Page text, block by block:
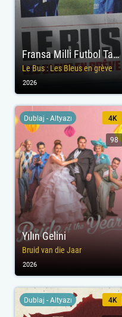
Fransa Milli Futbol Takımının İsyanı
Le Bus : Les Bleus en grève
2026
Yılın Gelini
Bruid van die Jaar
Dublaj - Altyazı 4K
98
2026
Dublaj - Altyazı 4K